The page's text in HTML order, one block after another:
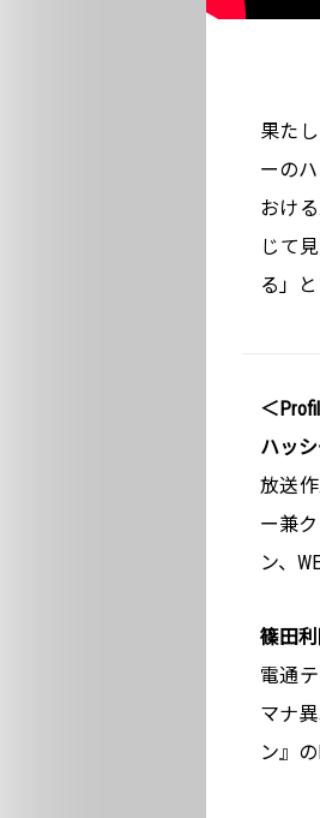
果た
ーの
おけ
じて
る」
＜
ハッ
放送
ー兼
ン、
篠田
電通
マナ
ン』